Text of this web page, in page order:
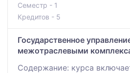
Семестр - 1
Кредитов - 5
Государственное
межотраслевыми
Содержание: курса